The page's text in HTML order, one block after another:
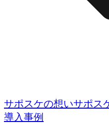
サポスケの想いサポス
導入事例